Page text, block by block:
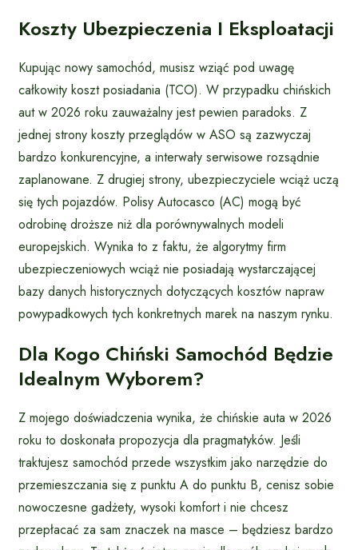
Koszty Ubezpieczenia I Eksploatacji
Kupując nowy samochód, musisz wziąć pod uwagę
całkowity koszt posiadania (TCO). W przypadku chińskich
aut w 2026 roku zauważalny jest pewien paradoks. Z
jednej strony koszty przeglądów w ASO są zazwyczaj
bardzo konkurencyjne, a interwały serwisowe rozsądnie
zaplanowane. Z drugiej strony, ubezpieczyciele wciąż uczą
się tych pojazdów. Polisy Autocasco (AC) mogą być
odrobinę droższe niż dla porównywalnych modeli
europejskich. Wynika to z faktu, że algorytmy firm
ubezpieczeniowych wciąż nie posiadają wystarczającej
bazy danych historycznych dotyczących kosztów napraw
powypadkowych tych konkretnych marek na naszym rynku.
Dla Kogo Chiński Samochód Będzie
Idealnym Wyborem?
Z mojego doświadczenia wynika, że chińskie auta w 2026
roku to doskonała propozycja dla pragmatyków. Jeśli
traktujesz samochód przede wszystkim jako narzędzie do
przemieszczania się z punktu A do punktu B, cenisz sobie
nowoczesne gadżety, wysoki komfort i nie chcesz
przepłacać za sam znaczek na masce – będziesz bardzo